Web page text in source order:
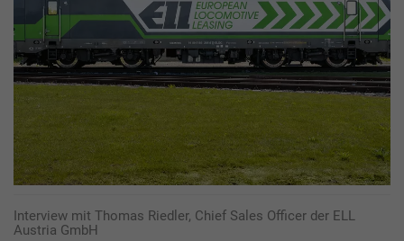
Interview mit Thomas Riedler, Chief Sales Officer der ELL
Austria GmbH